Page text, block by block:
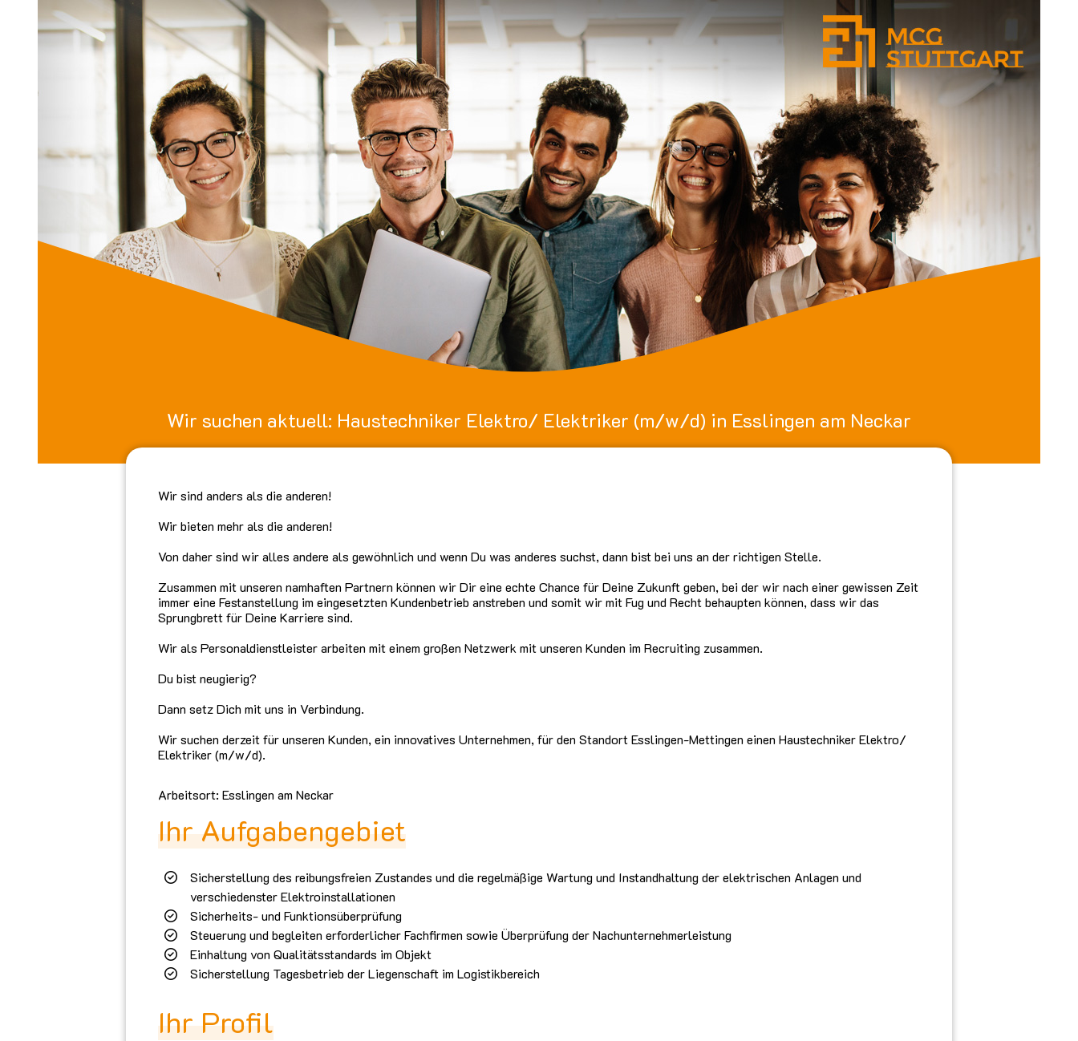
Wir suchen aktuell: Haustechniker Elektro/ Elektriker (m/w/d) in Esslingen am Neckar
Wir sind anders als die anderen!
Wir bieten mehr als die anderen!
Von daher sind wir alles andere als gewöhnlich und wenn Du was anderes suchst, dann bist bei uns an der richtigen Stelle.
Zusammen mit unseren namhaften Partnern können wir Dir eine echte Chance für Deine Zukunft geben, bei der wir nach einer gewissen Zeit
immer eine Festanstellung im eingesetzten Kundenbetrieb anstreben und somit wir mit Fug und Recht behaupten können, dass wir das
Sprungbrett für Deine Karriere sind.
Wir als Personaldienstleister arbeiten mit einem großen Netzwerk mit unseren Kunden im Recruiting zusammen.
Du bist neugierig?
Dann setz Dich mit uns in Verbindung.
Wir suchen derzeit für unseren Kunden, ein innovatives Unternehmen, für den Standort Esslingen-Mettingen einen Haustechniker Elektro/
Elektriker (m/w/d).
Arbeitsort: Esslingen am Neckar
Ihr Aufgabengebiet
Sicherstellung des reibungsfreien Zustandes und die regelmäßige Wartung und Instandhaltung der elektrischen Anlagen und
verschiedenster Elektroinstallationen
Sicherheits- und Funktionsüberprüfung
Steuerung und begleiten erforderlicher Fachfirmen sowie Überprüfung der Nachunternehmerleistung
Einhaltung von Qualitätsstandards im Objekt
Sicherstellung Tagesbetrieb der Liegenschaft im Logistikbereich
Ihr Profil